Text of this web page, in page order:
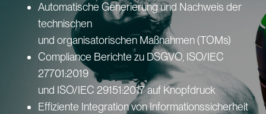
Automatische Generierung und Nachweis der
technischen
und organisatorischen Maßnahmen (TOMs)
Compliance Berichte zu DSGVO, ISO/IEC
27701:2019
und ISO/IEC 29151:2017 auf Knopfdruck
Effiziente Integration von Informationssicherheit